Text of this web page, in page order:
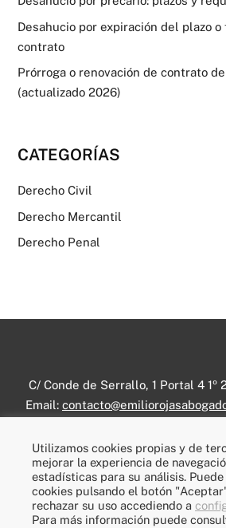
Desahucio por expiración del plazo
contrato
Prórroga o renovación de contrato
(actualizado 2026)
CATEGORÍAS
Derecho Civil
Derecho Mercantil
Derecho Penal
C/ Conde de Serrallo, 1 Portal 4 1º
Email:
Prácticas Jurídicas–Aviso legal–
Política de cookies–
Utilizamos cookies propias y de
mejorar la experiencia de
estadísticas para su análisis.
cookies pulsando el botón
rechazar su uso accediendo a
Para más información puede